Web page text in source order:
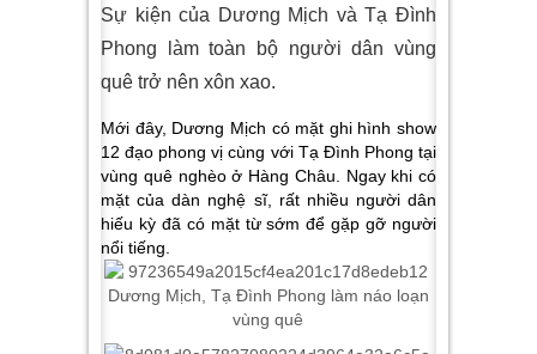
Sự kiện của Dương Mịch và Tạ Đình
Phong làm toàn bộ người dân vùng
quê trở nên xôn xao.
Mới đây, Dương Mịch có mặt ghi hình show
12 đạo phong vị cùng với Tạ Đình Phong tại
vùng quê nghèo ở Hàng Châu. Ngay khi có
mặt của dàn nghệ sĩ, rất nhiều người dân
hiếu kỳ đã có mặt từ sớm để gặp gỡ người
nổi tiếng.